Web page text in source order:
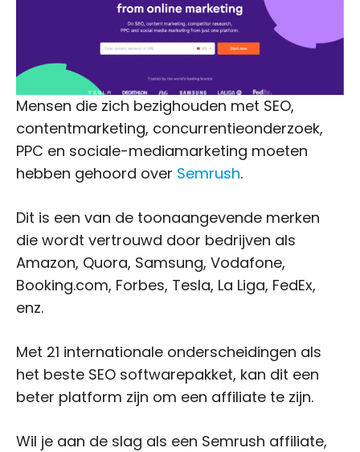
Mensen die zich bezighouden met SEO,
contentmarketing, concurrentieonderzoek,
PPC en sociale-mediamarketing moeten
hebben gehoord over Semrush.
Dit is een van de toonaangevende merken
die wordt vertrouwd door bedrijven als
Amazon, Quora, Samsung, Vodafone,
Booking.com, Forbes, Tesla, La Liga, FedEx,
enz.
Met 21 internationale onderscheidingen als
het beste SEO softwarepakket, kan dit een
beter platform zijn om een affiliate te zijn.
Wil je aan de slag als een Semrush affiliate,